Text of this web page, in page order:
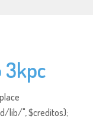
3kpc
lib/", $creditos);